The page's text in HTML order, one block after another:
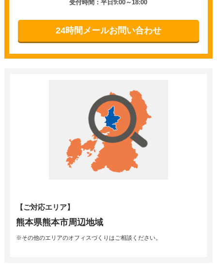
受付時間：平日9:00～18:00
24時間メールお問い合わせ
【ご対応エリア】
熊本県熊本市周辺地域
※その他のエリアのオフィスづくりはご相談ください。